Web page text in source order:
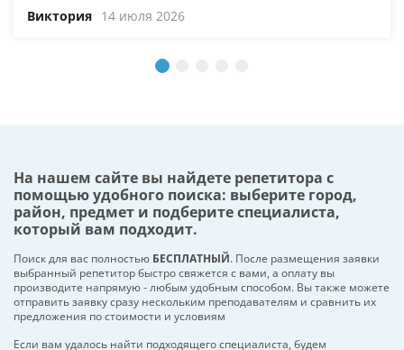
Виктория 14 июля 2026
На нашем сайте вы найдете репетитора с
помощью удобного поиска: выберите город,
район, предмет и подберите специалиста,
который вам подходит.
Поиск для вас полностью БЕСПЛАТНЫЙ. После размещения заявки
выбранный репетитор быстро свяжется с вами, а оплату вы
производите напрямую - любым удобным способом. Вы также можете
отправить заявку сразу нескольким преподавателям и сравнить их
предложения по стоимости и условиям
Если вам удалось найти подходящего специалиста, будем